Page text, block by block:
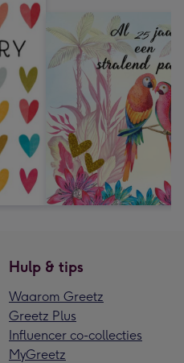
Hulp & tips
Waarom Greetz
Greetz Plus
Influencer co-collecties
MyGreetz